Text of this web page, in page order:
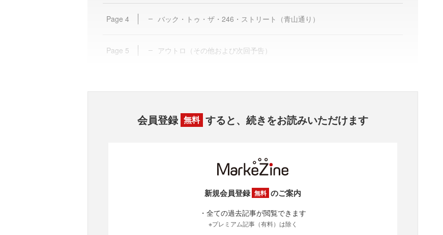
Page 4 バック・トゥ・ザ・246・ストリート（青山通り）
Page 5 アウトロ（その他および次回予告）
会員登録 無料 すると、続きをお読みいただけます
新規会員登録 無料 のご案内
・全ての過去記事が閲覧できます
※プレミアム記事（有料）は除く